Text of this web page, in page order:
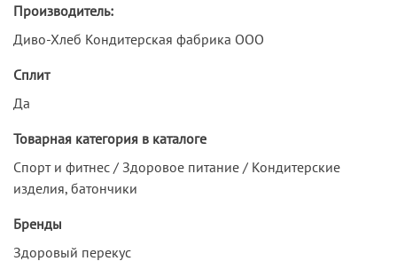
Производитель:
Диво-Хлеб Кондитерская фабрика ООО
Сплит
Да
Товарная категория в каталоге
Спорт и фитнес / Здоровое питание / Кондитерские
изделия, батончики
Бренды
Здоровый перекус